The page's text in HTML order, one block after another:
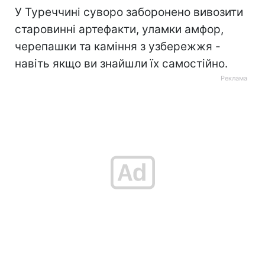
У Туреччині суворо заборонено вивозити
старовинні артефакти, уламки амфор,
черепашки та каміння з узбережжя -
навіть якщо ви знайшли їх самостійно.